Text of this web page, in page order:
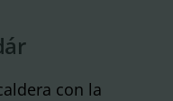
con la